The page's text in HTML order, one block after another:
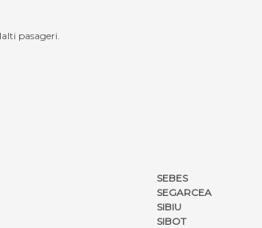
pasageri.
SEBES
SEGARCEA
SIBIU
SIBOT